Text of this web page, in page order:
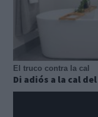
El truco contra la cal
Di adiós a la cal